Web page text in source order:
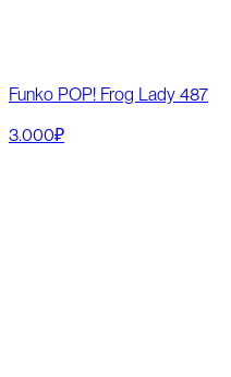
Funko POP! Frog Lady 487
3.000₽